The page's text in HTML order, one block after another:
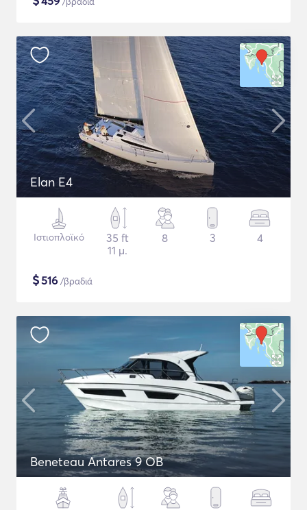
Elan E4
Ιστιοπλοϊκό
35 ft
11 μ.
8 3 4
$516 /βραδιά
Beneteau Antares 9 OB